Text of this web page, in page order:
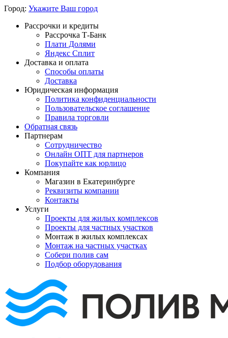
Город: Укажите Ваш город
Рассрочки и кредиты
Рассрочка Т-Банк
Плати Долями
Яндекс Сплит
Доставка и оплата
Способы оплаты
Доставка
Юридическая информация
Политика конфиденциальности
Пользовательское соглашение
Правила торговли
Обратная связь
Партнерам
Сотрудничество
Онлайн ОПТ для партнеров
Покупайте как юрлицо
Компания
Магазин в Екатеринбурге
Реквизиты компании
Контакты
Услуги
Проекты для жилых комплексов
Проекты для частных участков
Монтаж в жилых комплексах
Монтаж на частных участках
Собери полив сам
Подбор оборудования